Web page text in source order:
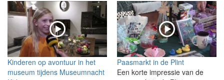
Kinderen op avontuur in het
museum tijdens Museumnacht
Paasmarkt in de Plint
Een korte impressie van de